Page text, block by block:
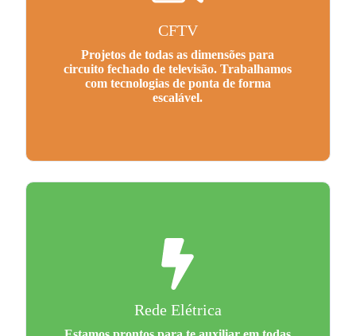
CFTV
Projetos de todas as dimensões para
circuito fechado de televisão. Trabalhamos
com tecnologias de ponta de forma
escalável.
Rede Elétrica